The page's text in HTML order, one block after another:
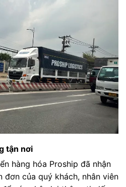
tận nơi
hàng hóa Proship đã nhận
của quý khách, nhân viên